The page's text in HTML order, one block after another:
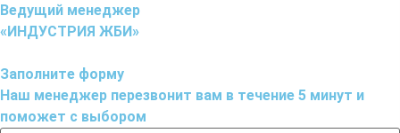
Ведущий менеджер
«ИНДУСТРИЯ ЖБИ»
Заполните форму
Наш менеджер перезвонит вам в течение 5 минут и
поможет с выбором